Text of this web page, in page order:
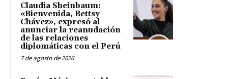
Claudia Sheinbaum:
«Bienvenida, Bettsy
Chávez», expresó al
anunciar la reanudación
de las relaciones
diplomáticas con el Perú
7 de agosto de 2026